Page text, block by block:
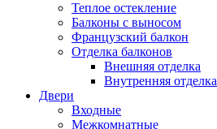
Теплое остекление
Балконы с выносом
Французский балкон
Отделка балконов
Внешняя отделка
Внутренняя отделка
Двери
Входные
Межкомнатные